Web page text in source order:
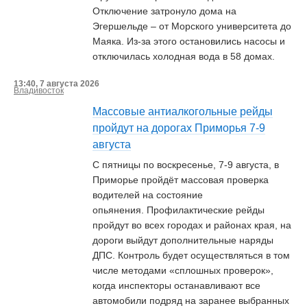
Отключение затронуло дома на
Эгершельде – от Морского университета до
Маяка. Из-за этого остановились насосы и
отключилась холодная вода в 58 домах.
13:40, 7 августа 2026
Владивосток
Массовые антиалкогольные рейды
пройдут на дорогах Приморья 7-9
августа
С пятницы по воскресенье, 7-9 августа, в
Приморье пройдёт массовая проверка
водителей на состояние
опьянения. Профилактические рейды
пройдут во всех городах и районах края, на
дороги выйдут дополнительные наряды
ДПС. Контроль будет осуществляться в том
числе методами «сплошных проверок»,
когда инспекторы останавливают все
автомобили подряд на заранее выбранных